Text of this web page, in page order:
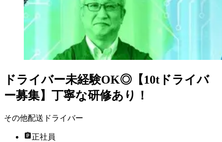
ドライバー未経験OK◎【10tドライバ
ー募集】丁寧な研修あり！
その他配送ドライバー
正社員